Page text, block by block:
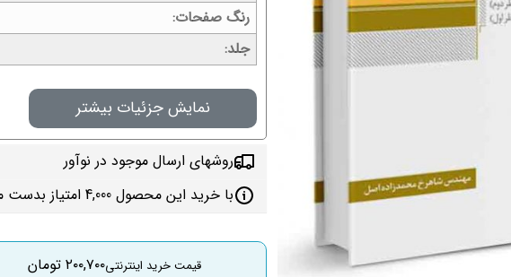
رنگ صفحات
جلد
نمایش جزئیات بیشتر
روشهای ارسال موجود در نوآور
با خرید این محصول 4,000 امتیاز بدست می‌آورید
۲۰۰,۷۰۰ تومان